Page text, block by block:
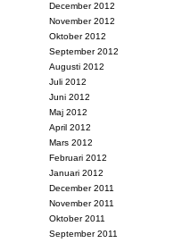
December 2012
November 2012
Oktober 2012
September 2012
Augusti 2012
Juli 2012
Juni 2012
Maj 2012
April 2012
Mars 2012
Februari 2012
Januari 2012
December 2011
November 2011
Oktober 2011
September 2011